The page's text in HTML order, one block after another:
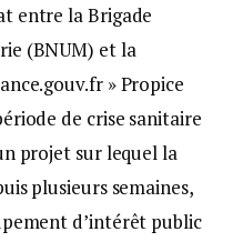
entre la Brigade
(BNUM) et la
» Propice
de crise sanitaire
projet sur lequel la
plusieurs semaines,
d’intérêt public